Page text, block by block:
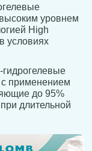
уровнем
High
условиях
с применением
до 95%
длительной